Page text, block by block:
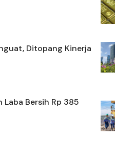
Ditopang Kinerja
Laba Bersih Rp 385